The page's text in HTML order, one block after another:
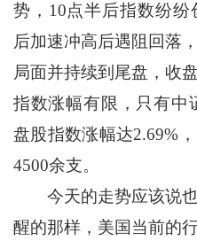
势，10点半后指数纷
后加速冲高后遇阻回落
局面并持续到尾盘，收
指数涨幅有限，只有中
盘股指数涨幅达2.69%
4500余支。
今天的走势应该说也
醒的那样，美国当前的